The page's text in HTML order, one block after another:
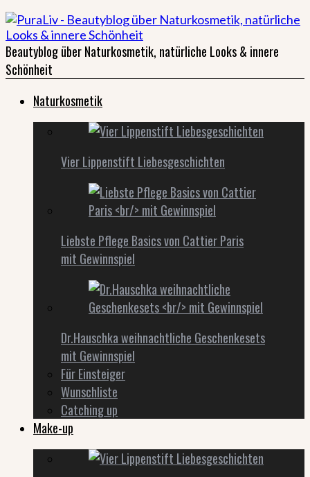
Beautyblog über Naturkosmetik, natürliche Looks & innere
Schönheit
Naturkosmetik
Vier Lippenstift Liebesgeschichten
Liebste Pflege Basics von Cattier Paris
mit Gewinnspiel
Dr.Hauschka weihnachtliche Geschenkesets
mit Gewinnspiel
Für Einsteiger
Wunschliste
Catching up
Make-up